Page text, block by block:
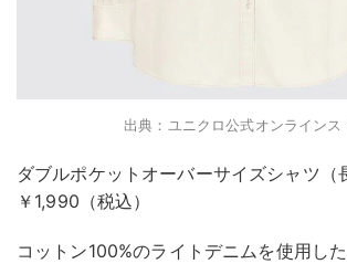
出典：ユニクロ公式オンラインス
ダブルポケットオーバーサイズシャツ（
￥1,990（税込）
コットン100%のライトデニムを使用し